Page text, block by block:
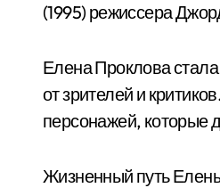
(1995) режиссера
Елена Проклова
от зрителей и
персонажей, которые
Жизненный путь Елены